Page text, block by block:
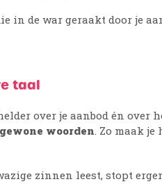
in de war geraakt door je
taal
over je aanbod én over
woorden . Zo maak
zinnen leest, stopt